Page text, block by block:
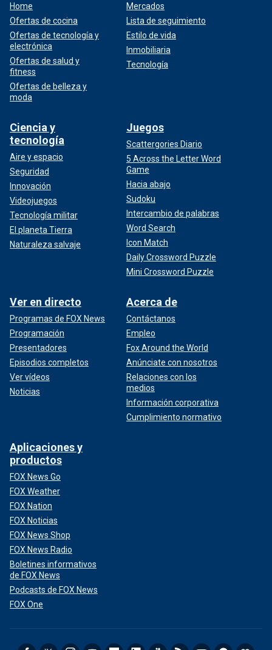
Home
Ofertas de cocina
Ofertas de tecnología y
electrónica
Ofertas de salud y
fitness
Ofertas de belleza y
moda
Mercados
Lista de seguimiento
Estilo de vida
Inmobiliaria
Tecnología
Ciencia y
tecnología
Aire y espacio
Seguridad
Innovación
Videojuegos
Tecnología militar
El planeta Tierra
Naturaleza salvaje
Juegos
Scattergories Diario
5 Across the Letter Word
Game
Hacia abajo
Sudoku
Intercambio de palabras
Word Search
Icon Match
Daily Crossword Puzzle
Mini Crossword Puzzle
Ver en directo
Programas de FOX News
Programación
Presentadores
Episodios completos
Ver vídeos
Noticias
Acerca de
Contáctanos
Empleo
Fox Around the World
Anúnciate con nosotros
Relaciones con los
medios
Información corporativa
Cumplimiento normativo
Aplicaciones y
productos
FOX News Go
FOX Weather
FOX Nation
FOX Noticias
FOX News Shop
FOX News Radio
Boletines informativos
de FOX News
Podcasts de FOX News
FOX One